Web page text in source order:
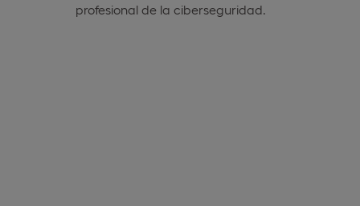
profesional de la ciberseguridad.